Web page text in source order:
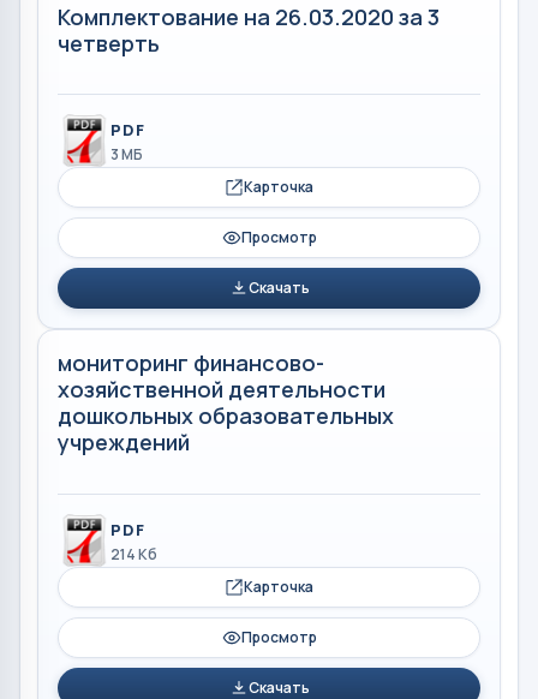
Комплектование на 26.03.2020 за 3
четверть
PDF
3 МБ
Карточка
Просмотр
Скачать
мониторинг финансово-
хозяйственной деятельности
дошкольных образовательных
учреждений
PDF
214 Кб
Карточка
Просмотр
Скачать